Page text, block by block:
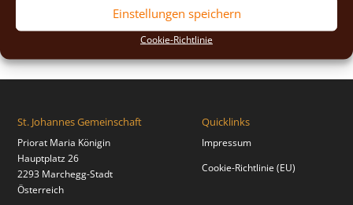
Einstellungen speichern
Cookie-Richtlinie
St. Johannes Gemeinschaft
Priorat Maria Königin
Hauptplatz 26
2293 Marchegg-Stadt
Österreich
Quicklinks
Impressum
Cookie-Richtlinie (EU)